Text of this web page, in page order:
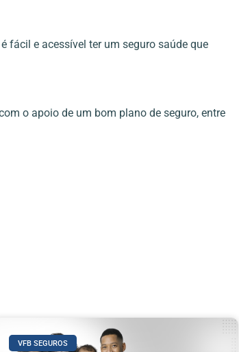
fácil e acessível ter um seguro saúde que
o apoio de um bom plano de seguro, entre
VFB SEGUROS